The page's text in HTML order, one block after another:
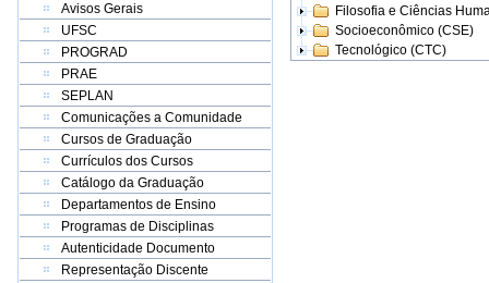
Avisos Gerais
UFSC
PROGRAD
PRAE
SEPLAN
Comunicações a Comunidade
Cursos de Graduação
Currículos dos Cursos
Catálogo da Graduação
Departamentos de Ensino
Programas de Disciplinas
Autenticidade Documento
Representação Discente
Filosofia e Ciências
Socioeconômico (CSE)
Tecnológico (CTC)